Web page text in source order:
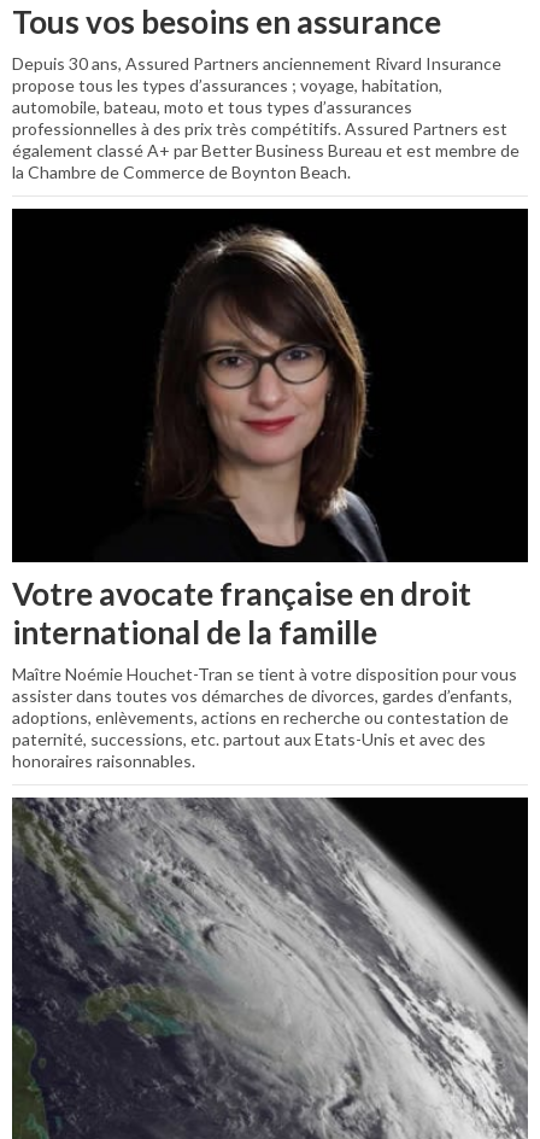
Tous vos besoins en assurance
Depuis 30 ans, Assured Partners anciennement Rivard Insurance
propose tous les types d’assurances ; voyage, habitation,
automobile, bateau, moto et tous types d’assurances
professionnelles à des prix très compétitifs. Assured Partners est
également classé A+ par Better Business Bureau et est membre de
la Chambre de Commerce de Boynton Beach.
Votre avocate française en droit
international de la famille
Maître Noémie Houchet-Tran se tient à votre disposition pour vous
assister dans toutes vos démarches de divorces, gardes d’enfants,
adoptions, enlèvements, actions en recherche ou contestation de
paternité, successions, etc. partout aux Etats-Unis et avec des
honoraires raisonnables.